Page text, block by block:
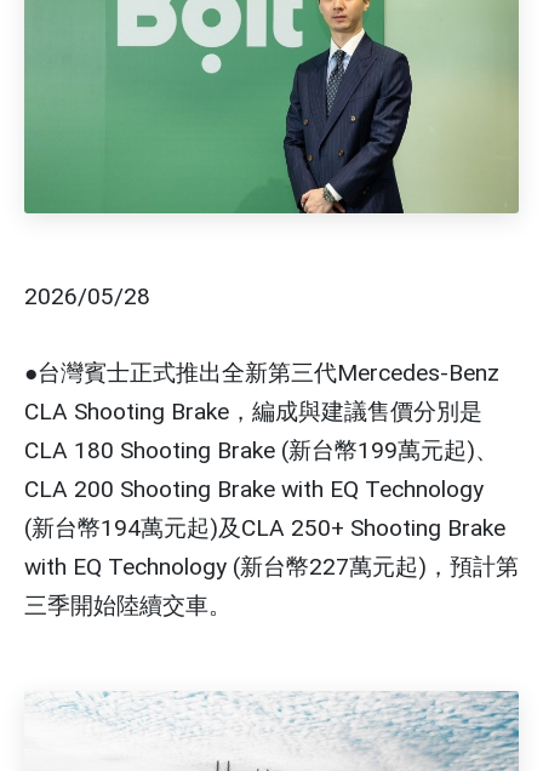
2026/05/28
●台灣賓士正式推出全新第三代Mercedes-Benz
CLA Shooting Brake，編成與建議售價分別是
CLA 180 Shooting Brake (新台幣199萬元起)、
CLA 200 Shooting Brake with EQ Technology
(新台幣194萬元起)及CLA 250+ Shooting Brake
with EQ Technology (新台幣227萬元起)，預計第
三季開始陸續交車。